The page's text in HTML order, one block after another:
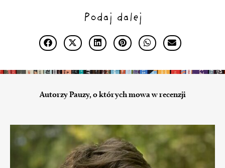
Podaj dalej
Autorzy Pauzy, o których mowa w recenzji